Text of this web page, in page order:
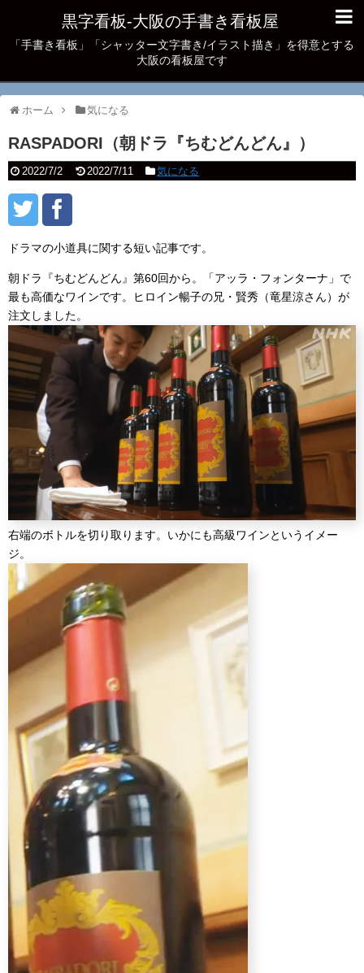
黒字看板‐大阪の手書き看板屋
「手書き看板」「シャッター文字書き/イラスト描き」を得意とする
大阪の看板屋です
ホーム 気になる
RASPADORI（朝ドラ『ちむどんどん』）
2022/7/2 2022/7/11 気になる
ドラマの小道具に関する短い記事です。
朝ドラ『ちむどんどん』第60回から。「アッラ・フォンターナ」で
最も高価なワインです。ヒロイン暢子の兄・賢秀（竜星涼さん）が
注文しました。
右端のボトルを切り取ります。いかにも高級ワインというイメー
ジ。